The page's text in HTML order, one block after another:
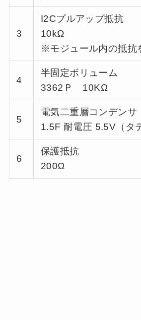
3
I2Cプルアップ抵抗
10kΩ
※モジュール内の抵抗
4
半固定ボリューム
3362Ｐ 10KΩ
5
電気二重層コンデンサ
1.5F 耐電圧 5.5V（タ
6
保護抵抗
200Ω